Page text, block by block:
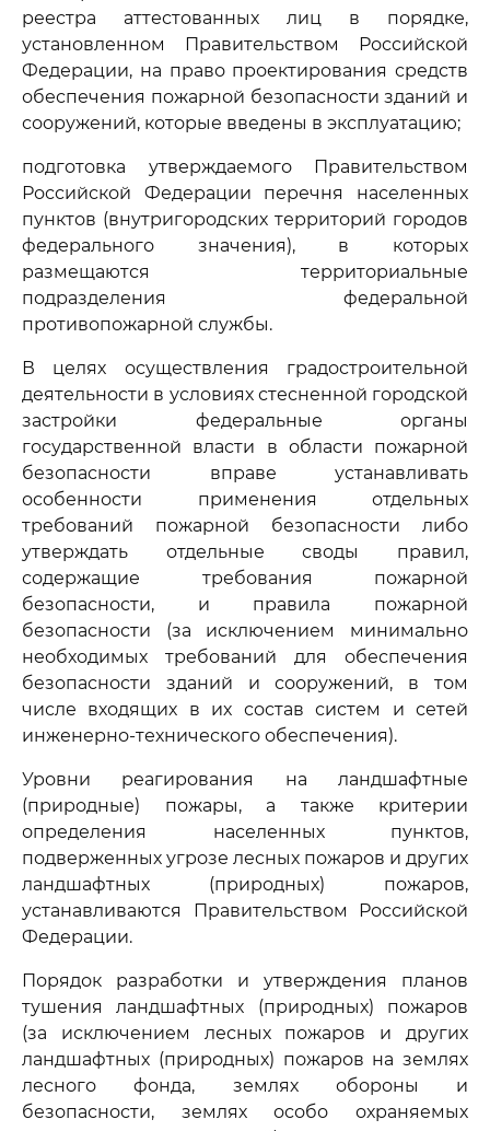
реестра аттестованных лиц в порядке,
установленном Правительством Российской
Федерации, на право проектирования средств
обеспечения пожарной безопасности зданий и
сооружений, которые введены в эксплуатацию;
подготовка утверждаемого Правительством
Российской Федерации перечня населенных
пунктов (внутригородских территорий городов
федерального значения), в которых
размещаются территориальные
подразделения федеральной
противопожарной службы.
В целях осуществления градостроительной
деятельности в условиях стесненной городской
застройки федеральные органы
государственной власти в области пожарной
безопасности вправе устанавливать
особенности применения отдельных
требований пожарной безопасности либо
утверждать отдельные своды правил,
содержащие требования пожарной
безопасности, и правила пожарной
безопасности (за исключением минимально
необходимых требований для обеспечения
безопасности зданий и сооружений, в том
числе входящих в их состав систем и сетей
инженерно-технического обеспечения).
Уровни реагирования на ландшафтные
(природные) пожары, а также критерии
определения населенных пунктов,
подверженных угрозе лесных пожаров и других
ландшафтных (природных) пожаров,
устанавливаются Правительством Российской
Федерации.
Порядок разработки и утверждения планов
тушения ландшафтных (природных) пожаров
(за исключением лесных пожаров и других
ландшафтных (природных) пожаров на землях
лесного фонда, землях обороны и
безопасности, землях особо охраняемых